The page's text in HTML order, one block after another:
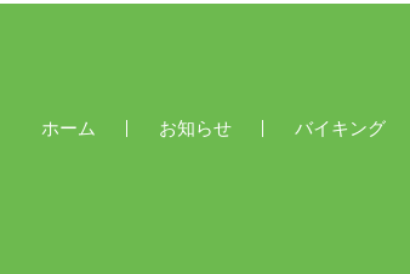
ホーム お知らせ バイキング